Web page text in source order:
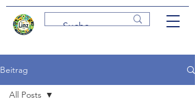
Beitrag
All Posts